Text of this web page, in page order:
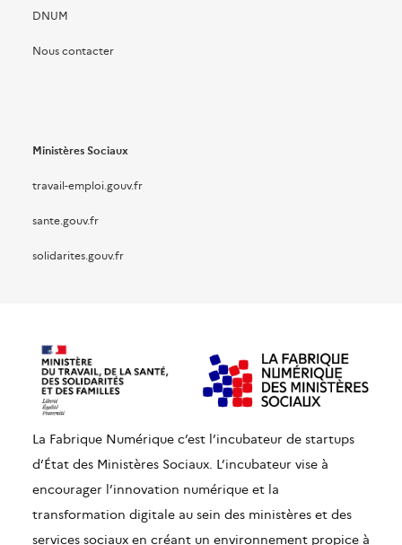
DNUM
Nous contacter
Ministères Sociaux
travail-emploi.gouv.fr
sante.gouv.fr
solidarites.gouv.fr
La Fabrique Numérique c’est l’incubateur de startups
d’État des Ministères Sociaux. L’incubateur vise à
encourager l’innovation numérique et la
transformation digitale au sein des ministères et des
services sociaux en créant un environnement propice à